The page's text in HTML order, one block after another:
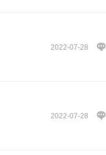
2022-07-28
2022-07-28